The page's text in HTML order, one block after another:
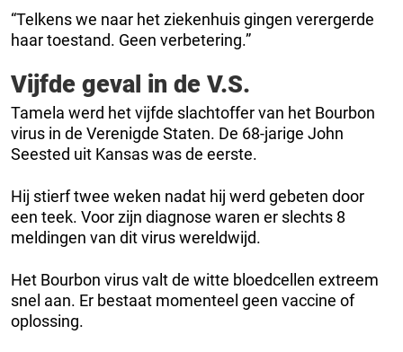
“Telkens we naar het ziekenhuis gingen verergerde
haar toestand. Geen verbetering.”
Vijfde geval in de V.S.
Tamela werd het vijfde slachtoffer van het Bourbon
virus in de Verenigde Staten. De 68-jarige John
Seested uit Kansas was de eerste.
Hij stierf twee weken nadat hij werd gebeten door
een teek. Voor zijn diagnose waren er slechts 8
meldingen van dit virus wereldwijd.
Het Bourbon virus valt de witte bloedcellen extreem
snel aan. Er bestaat momenteel geen vaccine of
oplossing.